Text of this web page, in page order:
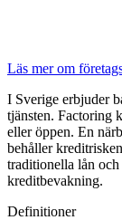
Läs mer om
I Sverige erbjuder
tjänsten. Factoring
eller öppen. En
behåller
traditionella lån
kreditbevakning.
Definitioner